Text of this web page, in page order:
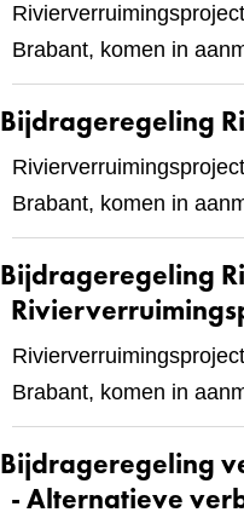
Brabant, komen in
Bijdrageregeling
Brabant, komen in
Bijdrageregeling
Brabant, komen in
Bijdrageregeling
- Alternatieve